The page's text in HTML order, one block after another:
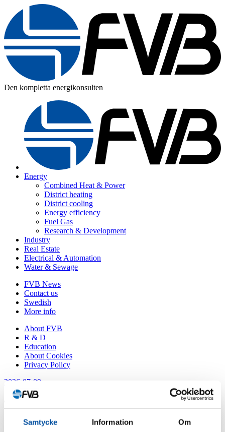
Samtycke Information Om
Den kompletta energikonsulten
Energy
Combined Heat & Power
District heating
District cooling
Energy efficiency
Fuel Gas
Research & Development
Industry
Real Estate
Electrical & Automation
Water & Sewage
FVB News
Contact us
Swedish
More info
About FVB
R & D
Education
About Cookies
Privacy Policy
2026-07-09
Categories